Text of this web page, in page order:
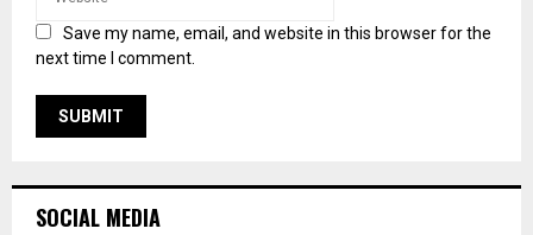
Save my name, email, and website in this browser for the
next time I comment.
SOCIAL MEDIA